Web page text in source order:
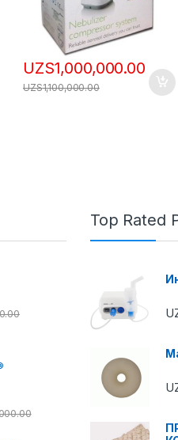
UZS1,000,000.00
UZS1,100,000.00
Top Rated